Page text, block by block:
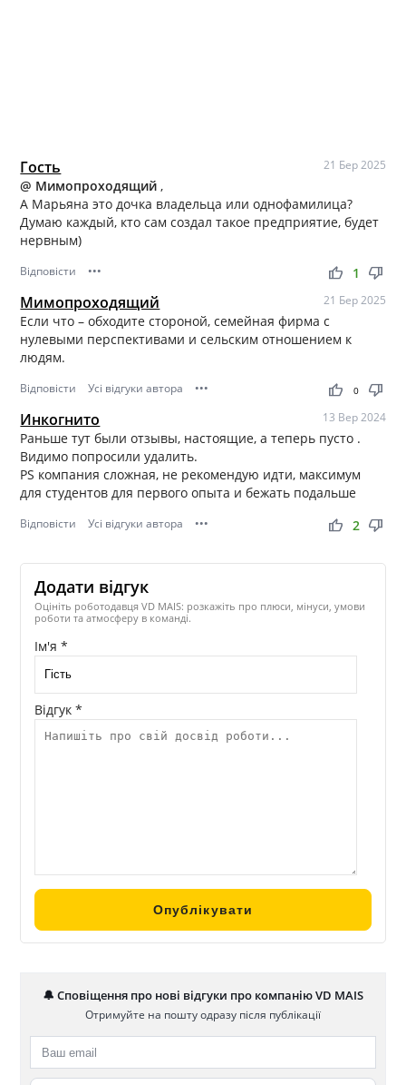
Гость 21 Бер 2025
@ Мимопроходящий,
А Марьяна это дочка владельца или однофамилица?
Думаю каждый, кто сам создал такое предприятие, будет
нервным)
Відповісти ••• thumb_up thumb_down
1
Мимопроходящий 21 Бер 2025
Если что – обходите стороной, семейная фирма с
нулевыми перспективами и сельским отношением к
людям.
Відповісти Усі відгуки автора ••• thumb_up thumb_down
0
Инкогнито 13 Вер 2024
Раньше тут были отзывы, настоящие, а теперь пусто .
Видимо попросили удалить.
PS компания сложная, не рекомендую идти, максимум
для студентов для первого опыта и бежать подальше
Відповісти Усі відгуки автора ••• thumb_up thumb_down
2
Додати відгук
Оцініть роботодавця VD MAIS: розкажіть про плюси, мінуси, умови
роботи та атмосферу в команді.
Ім'я *
Відгук *
🔔 Сповіщення про нові відгуки про компанію VD MAIS
Отримуйте на пошту одразу після публікації